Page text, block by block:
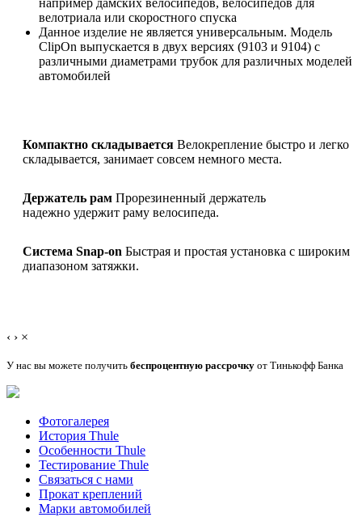
велотриала или скоростного спуска
Данное изделие не является универсальным. Модель
ClipOn выпускается в двух версиях (9103 и 9104) с
различными диаметрами трубок для различных моделей
автомобилей
Компактно складывается Велокрепление быстро и легко
складывается, занимает совсем немного места.
Держатель рам Прорезиненный держатель
надежно удержит раму велосипеда.
Система Snap-on Быстрая и простая установка с широким
диапазоном затяжки.
‹ › ×
У нас вы можете получить беспроцентную рассрочку от Тинькофф Банка
Фотогалерея
История Thule
Особенности Thule
Тестирование Thule
Связаться с нами
Прокат креплений
Марки автомобилей